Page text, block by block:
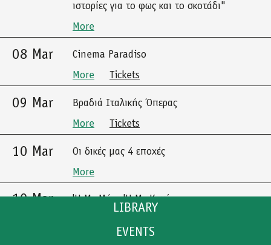
LIBRARY
CATALOGUE
EVENTS
ιστορίες για το φως και το σκοτάδι"
More
08 Mar
Cinema Paradiso
More
Tickets
09 Mar
Βραδιά Ιταλικής Όπερας
More
Tickets
10 Mar
Οι δικές μας 4 εποχές
More
10 Mar
'Η Με Μένα 'Η Με Καμία